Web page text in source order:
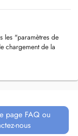
les "paramètres de
chargement de la
page FAQ ou
nous